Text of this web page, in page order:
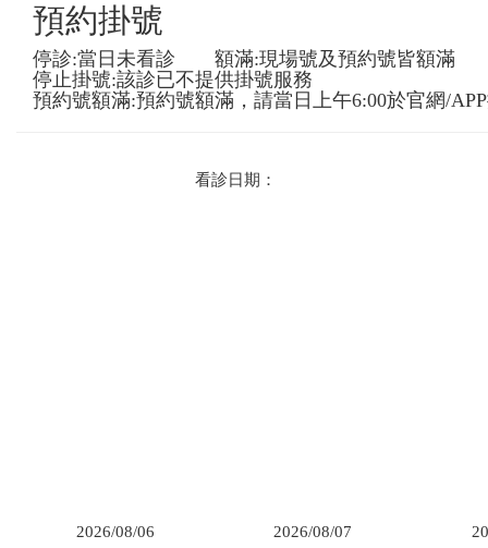
預約掛號
停診:當日未看診 額滿:現場號及預約號皆額滿
停止掛號:該診已不提供掛號服務
預約號額滿:預約號額滿，請當日上午6:00於官網/
看診日期：
2026/08/06
2026/08/07